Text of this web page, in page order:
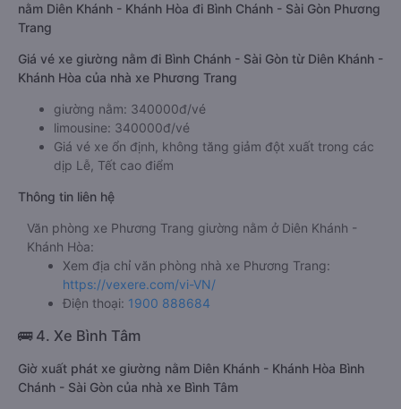
nằm Diên Khánh - Khánh Hòa đi Bình Chánh - Sài Gòn Phương
Trang
Giá vé xe giường nằm đi Bình Chánh - Sài Gòn từ Diên Khánh -
Khánh Hòa của nhà xe Phương Trang
giường nằm: 340000đ/vé
limousine: 340000đ/vé
Giá vé xe ổn định, không tăng giảm đột xuất trong các
dịp Lễ, Tết cao điểm
Thông tin liên hệ
Văn phòng xe Phương Trang giường nằm ở Diên Khánh -
Khánh Hòa:
Xem địa chỉ văn phòng nhà xe Phương Trang:
https://vexere.com/vi-VN/
Điện thoại: 1900 888684
🚌 4. Xe Bình Tâm
Giờ xuất phát xe giường nằm Diên Khánh - Khánh Hòa Bình
Chánh - Sài Gòn của nhà xe Bình Tâm